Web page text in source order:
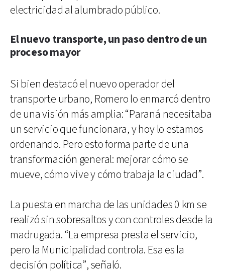
electricidad al alumbrado público.
El nuevo transporte, un paso dentro de un
proceso mayor
Si bien destacó el nuevo operador del
transporte urbano, Romero lo enmarcó dentro
de una visión más amplia: “Paraná necesitaba
un servicio que funcionara, y hoy lo estamos
ordenando. Pero esto forma parte de una
transformación general: mejorar cómo se
mueve, cómo vive y cómo trabaja la ciudad”.
La puesta en marcha de las unidades 0 km se
realizó sin sobresaltos y con controles desde la
madrugada. “La empresa presta el servicio,
pero la Municipalidad controla. Esa es la
decisión política”, señaló.